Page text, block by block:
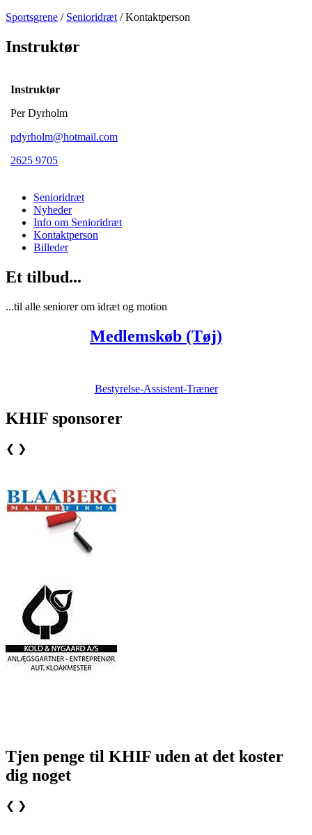
Sportsgrene / Senioridræt / Kontaktperson
Instruktør
Instruktør
Per Dyrholm
pdyrholm@hotmail.com
2625 9705
Senioridræt
Nyheder
Info om Senioridræt
Kontaktperson
Billeder
Et tilbud...
...til alle seniorer om idræt og motion
Medlemskøb (Tøj)
Bestyrelse-Assistent-Træner
KHIF sponsorer
❮ ❯
Tjen penge til KHIF uden at det koster
dig noget
❮ ❯